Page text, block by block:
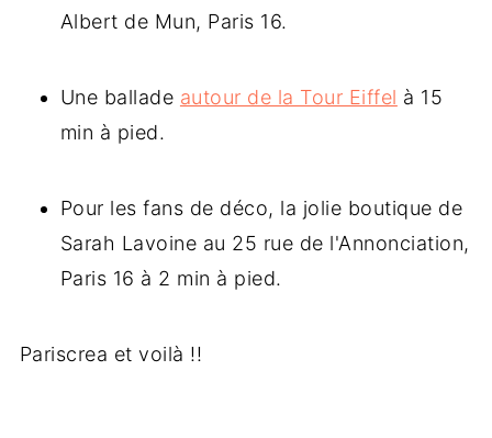
Albert de Mun, Paris 16.
Une ballade autour de la Tour Eiffel à 15
min à pied.
Pour les fans de déco, la jolie boutique de
Sarah Lavoine au 25 rue de l'Annonciation,
Paris 16 à 2 min à pied.
Pariscrea et voilà !!